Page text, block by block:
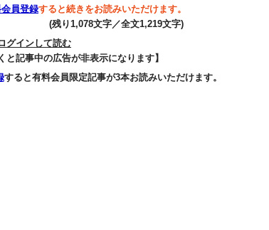
員登録すると続きをお読みいただけます。
(残り1,078文字／全文1,219文字)
グインして読む
と記事中の広告が非表示になります】
すると有料会員限定記事が3本お読みいただけます。